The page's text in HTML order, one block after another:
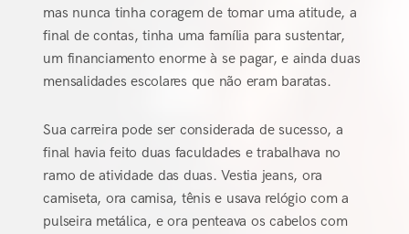
mas nunca tinha coragem de tomar uma atitude, a
final de contas, tinha uma família para sustentar,
um financiamento enorme à se pagar, e ainda duas
mensalidades escolares que não eram baratas.
Sua carreira pode ser considerada de sucesso, a
final havia feito duas faculdades e trabalhava no
ramo de atividade das duas. Vestia jeans, ora
camiseta, ora camisa, tênis e usava relógio com a
pulseira metálica, e ora penteava os cabelos com